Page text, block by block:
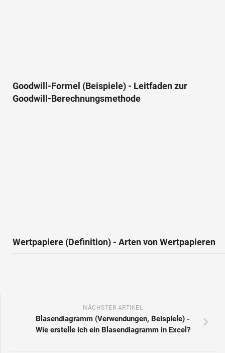
Goodwill-Formel (Beispiele) - Leitfaden zur
Goodwill-Berechnungsmethode
Wertpapiere (Definition) - Arten von Wertpapieren
NÄCHSTER ARTIKEL
Blasendiagramm (Verwendungen, Beispiele) -
Wie erstelle ich ein Blasendiagramm in Excel?